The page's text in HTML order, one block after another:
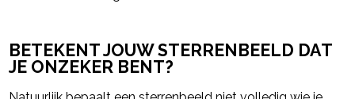
BETEKENT JOUW STERRENBEELD DAT
JE ONZEKER BENT?